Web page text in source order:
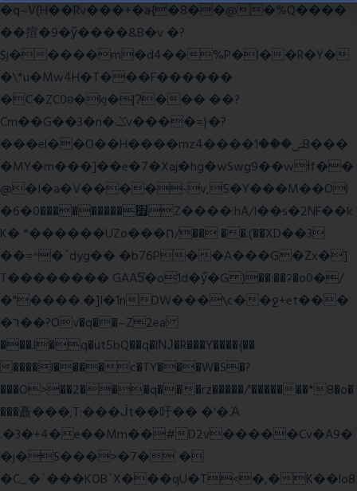
�q~V(H��Rv���+�a{�8��@�%Q����
��揎�9�ў����&B�v �?
$j�����m�d4��%P�l��R�Y�
�\*u�Mw4H�T���F������
�C�ZC0ʚ�kj�|?ͮ��� ��?
Cm��G��3�n�ݣv����=}�?
���el��O��H����mzݾ���1����4B���
�MY�m���]��e�7�Xaj׃�hg�wSwg9��wƗf��
@�I�a�V����-v,5�Y���M��Ol
�׿���������0�6Z����:hA/I��s�2NF��k
K� *������UZo���ח/�� ��.(��XD��3
��=^�`dyg�� �b76P��A���G�Zx�]
T�������� GAA5̔�o1d�ӳ�G )��:��ℱ�o0�/
�"����.�]I�1nDW���\c��ջ+et���
�ר��?Ov�q��~Z2ea
���J�q�ut5bQ��q�lǊ�R���Y����{��
����l����c�TY���W�S�?
���O>��2���q���rz�����/'�������*8�o�
���矗���;T:���ᒎt��吁�� �'�.Ὰ
.�3�+4�e��Mm��#D2v�����Cv�A9�
�j�S���>�7� �
�C_�`���KOB`X���qU�T<�,�K��lo8